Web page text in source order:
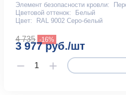
Элемент безопасности кровли:
Цветовой оттенок:
Белый
Цвет:
RAL 9002 Серо-белый
4 735 -16%
3 977 руб./шт